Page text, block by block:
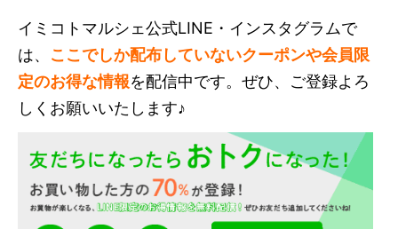
イミコトマルシェ公式LINE・インスタグラムで
は、 ここでしか配布していないクーポンや会員限
定のお得な情報を配信中です。ぜひ、ご登録よろ
しくお願いいたします♪